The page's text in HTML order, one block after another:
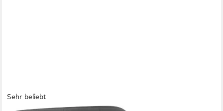
Sehr beliebt